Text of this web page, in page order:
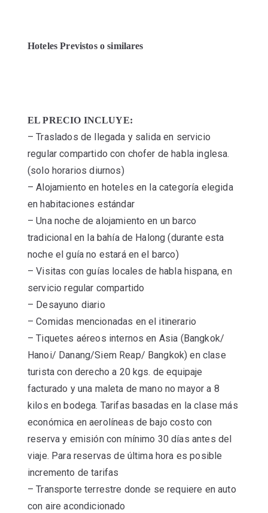
Hoteles Previstos o similares
EL PRECIO INCLUYE:
– Traslados de llegada y salida en servicio
regular compartido con chofer de habla inglesa.
(solo horarios diurnos)
– Alojamiento en hoteles en la categoría elegida
en habitaciones estándar
– Una noche de alojamiento en un barco
tradicional en la bahía de Halong (durante esta
noche el guía no estará en el barco)
– Visitas con guías locales de habla hispana, en
servicio regular compartido
– Desayuno diario
– Comidas mencionadas en el itinerario
– Tiquetes aéreos internos en Asia (Bangkok/
Hanoi/ Danang/Siem Reap/ Bangkok) en clase
turista con derecho a 20 kgs. de equipaje
facturado y una maleta de mano no mayor a 8
kilos en bodega. Tarifas basadas en la clase más
económica en aerolíneas de bajo costo con
reserva y emisión con mínimo 30 días antes del
viaje. Para reservas de última hora es posible
incremento de tarifas
– Transporte terrestre donde se requiere en auto
con aire acondicionado